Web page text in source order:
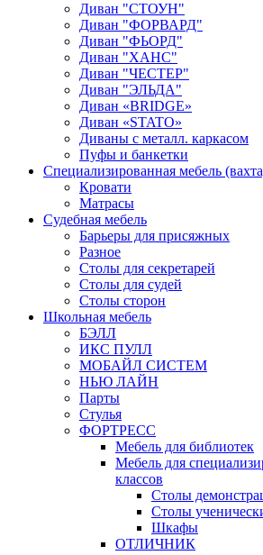
Диван "СТОУН"
Диван "ФОРВАРД"
Диван "ФЬОРД"
Диван "ХАНС"
Диван "ЧЕСТЕР"
Диван "ЭЛЬДА"
Диван «BRIDGE»
Диван «STATO»
Диваны с металл. каркасом
Пуфы и банкетки
Специализированная мебель
Кровати
Матрасы
Судебная мебель
Барьеры для присяжных
Разное
Столы для секретарей
Столы для судей
Столы сторон
Школьная мебель
БЭЛЛ
ИКС ПУЛЛ
МОБАЙЛ СИСТЕМ
НЬЮ ЛАЙН
Парты
Стулья
ФОРТРЕСС
Мебель для библиотек
Мебель для
классов
Столы
Столы
Шкафы
ОТЛИЧНИК